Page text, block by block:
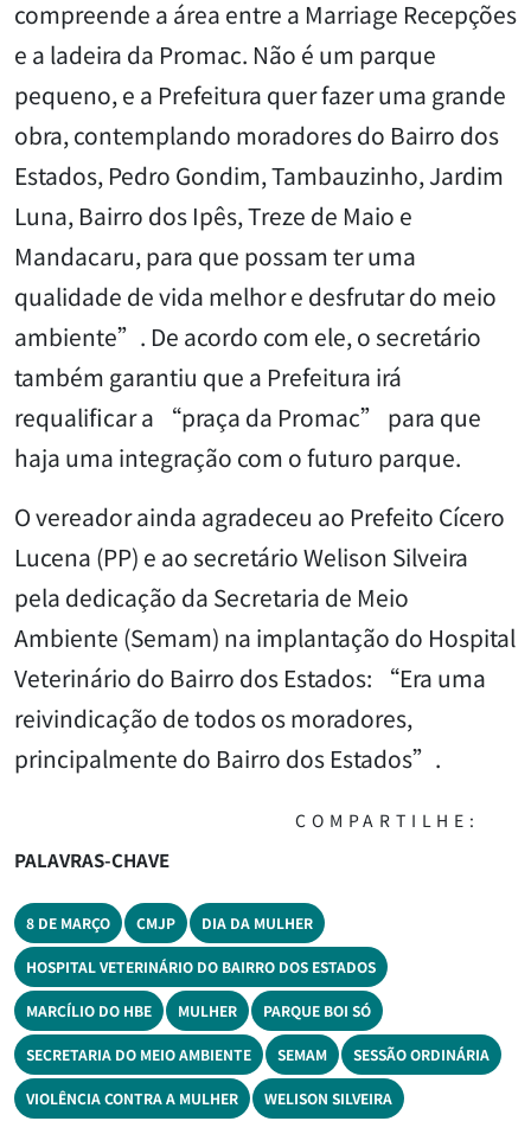
compreende a área entre a Marriage Recepções
e a ladeira da Promac. Não é um parque
pequeno, e a Prefeitura quer fazer uma grande
obra, contemplando moradores do Bairro dos
Estados, Pedro Gondim, Tambauzinho, Jardim
Luna, Bairro dos Ipês, Treze de Maio e
Mandacaru, para que possam ter uma
qualidade de vida melhor e desfrutar do meio
ambiente”. De acordo com ele, o secretário
também garantiu que a Prefeitura irá
requalificar a “praça da Promac” para que
haja uma integração com o futuro parque.
O vereador ainda agradeceu ao Prefeito Cícero
Lucena (PP) e ao secretário Welison Silveira
pela dedicação da Secretaria de Meio
Ambiente (Semam) na implantação do Hospital
Veterinário do Bairro dos Estados: “Era uma
reivindicação de todos os moradores,
principalmente do Bairro dos Estados”.
COMPARTILHE:
PALAVRAS-CHAVE
8 DE MARÇO CMJP DIA DA MULHER
HOSPITAL VETERINÁRIO DO BAIRRO DOS ESTADOS
MARCÍLIO DO HBE MULHER PARQUE BOI SÓ
SECRETARIA DO MEIO AMBIENTE SEMAM SESSÃO ORDINÁRIA
VIOLÊNCIA CONTRA A MULHER WELISON SILVEIRA